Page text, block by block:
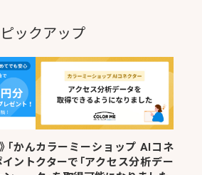
ピックアップ
「かん
ント
カラーミーショップ AIコネ
クターで「アクセス分析デー